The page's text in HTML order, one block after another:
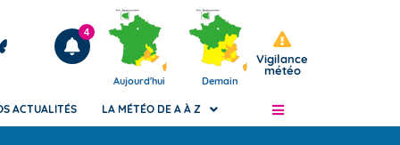
Articles
4
Aujourd'hui Demain
Vigilance
météo
ACTUALITÉS LA MÉTÉO DE A À Z